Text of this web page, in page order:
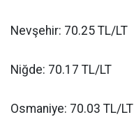
Nevşehir: 70.25 TL/LT
Niğde: 70.17 TL/LT
Osmaniye: 70.03 TL/LT